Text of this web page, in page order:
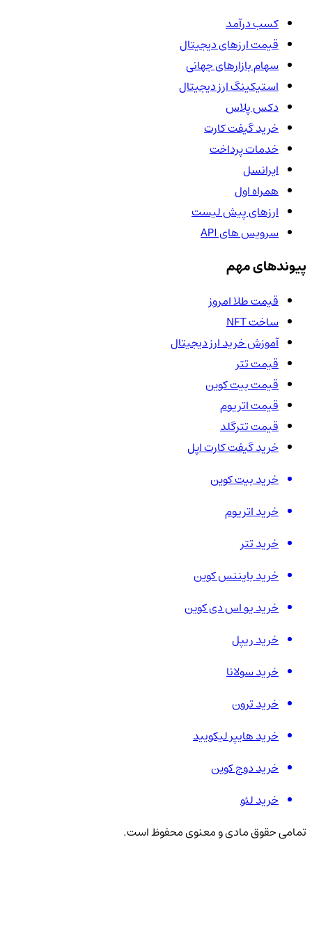
کسب درآمد
قیمت ارزهای دیجیتال
سهام بازارهای جهانی
استیکینگ ارز دیجیتال
دکس پلاس
خرید گیفت کارت
خدمات پرداخت
ایرانسل
همراه اول
ارزهای پیش لیست
سرویس های API
پیوندهای مهم
قیمت طلا امروز
ساخت NFT
آموزش خرید ارز دیجیتال
قیمت تتر
قیمت بیت کوین
قیمت اتریوم
قیمت تترگلد
خرید گیفت کارت اپل
خرید بیت کوین
خرید اتریوم
خرید تتر
خرید بایننس کوین
خرید یو اس دی کوین
خرید ریپل
خرید سولانا
خرید ترون
خرید هایپر لیکویید
خرید دوج کوین
خرید لئو
تمامی حقوق مادی و معنوی محفوظ است.